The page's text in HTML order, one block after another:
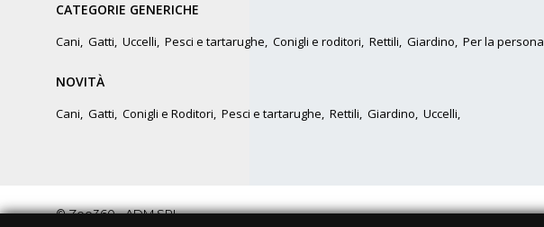
CATEGORIE GENERICHE
Cani, Gatti, Uccelli, Pesci e tartarughe, Conigli e roditori, Rettili, Giardino, Per la persona
NOVITÀ
Cani, Gatti, Conigli e Roditori, Pesci e tartarughe, Rettili, Giardino, Uccelli,
© Zoo360 - ADM SRL